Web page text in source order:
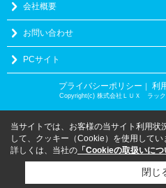
会社概要
お問い合わせ
PCサイト
プライバシーポリシー ｜ 利
Copyright(c) 株式会社ＬＵＸ ラッ
当サイトでは、お客様の当サイト利用状
して、クッキー（Cookie）を使用してい
詳しくは、当社の 「Cookieの取扱いにつ
閉じ